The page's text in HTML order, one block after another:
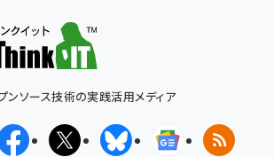
ンソース技術の実践活用メディア
マガFacebookX(エックス)BlueskyGoogleニュ
RSS